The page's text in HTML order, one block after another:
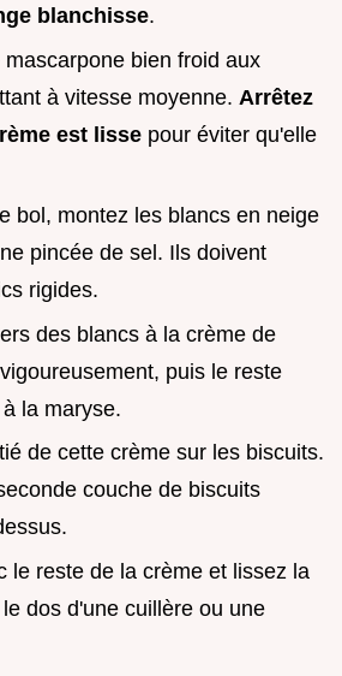
blanchisse.
bien froid aux
à vitesse moyenne. Arrêtez
est lisse pour éviter qu'elle
bol, montez les blancs en neige
pincée de sel. Ils doivent
rigides.
des blancs à la crème de
puis le reste
la maryse.
de cette crème sur les biscuits.
couche de biscuits
le reste de la crème et lissez la
dos d'une cuillère ou une